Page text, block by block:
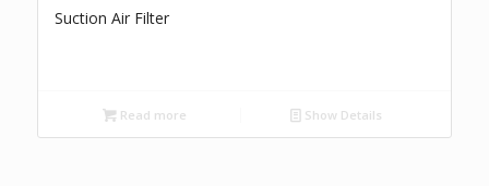
Suction Air Filter
Read more Show Details